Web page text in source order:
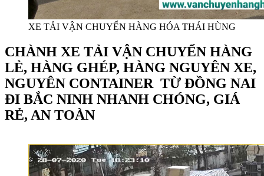
XE TẢI VẬN CHUYỂN HÀNG HÓA THÁI HÙNG
CHÀNH XE TẢI VẬN CHUYỂN HÀNG
LẺ, HÀNG GHÉP, HÀNG NGUYÊN XE,
NGUYÊN CONTAINER TỪ ĐỒNG NAI
ĐI BẮC NINH NHANH CHÓNG, GIÁ
RẺ, AN TOÀN